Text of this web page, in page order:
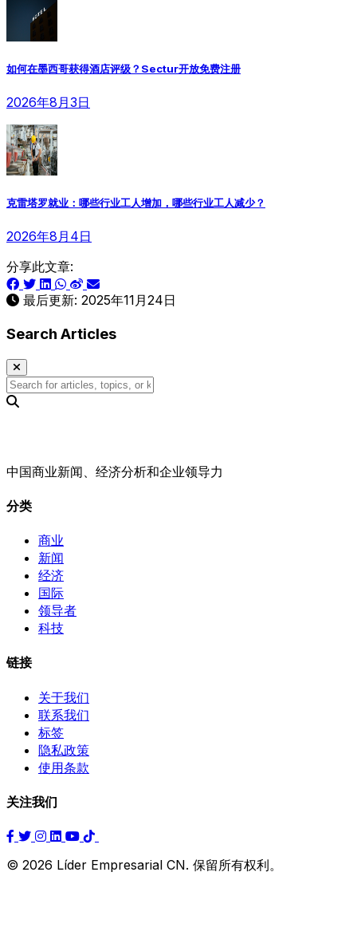
如何在墨西哥获得酒店评级？Sectur开放免费注册
2026年8月3日
克雷塔罗就业：哪些行业工人增加，哪些行业工人减少？
2026年8月4日
分享此文章:
最后更新: 2025年11月24日
Search Articles
中国商业新闻、经济分析和企业领导力
分类
商业
新闻
经济
国际
领导者
科技
链接
关于我们
联系我们
标签
隐私政策
使用条款
关注我们
© 2026 Líder Empresarial CN. 保留所有权利。